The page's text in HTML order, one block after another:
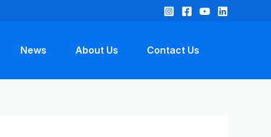
News About Us Contact Us